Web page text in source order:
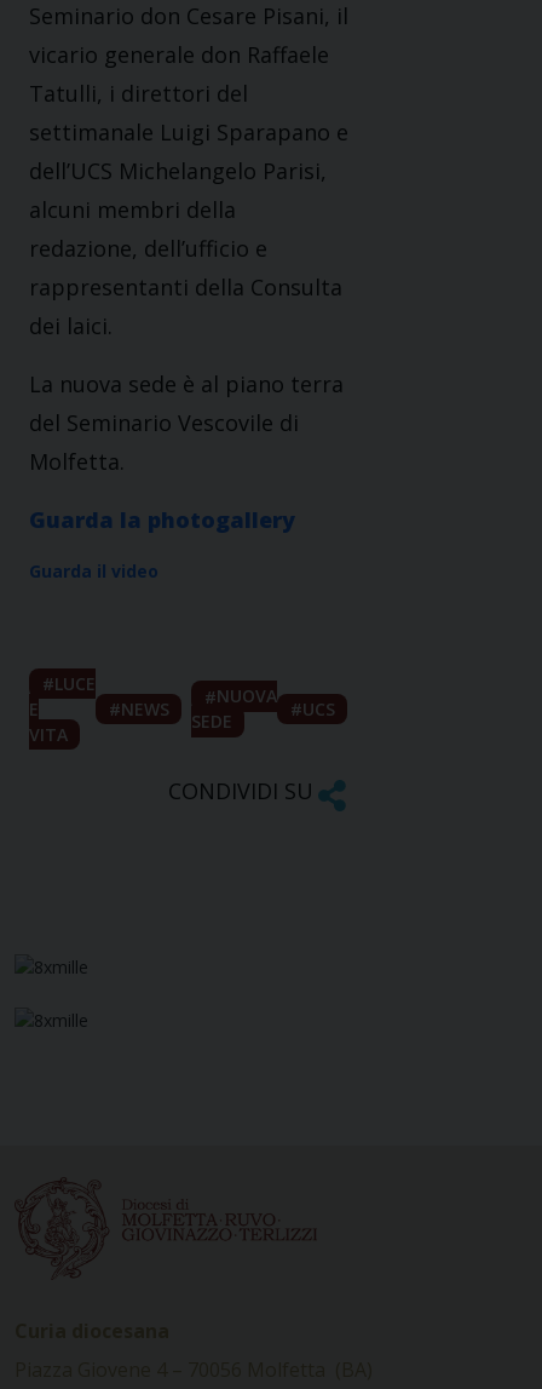
Seminario don Cesare Pisani, il
vicario generale don Raffaele
Tatulli, i direttori del
settimanale Luigi Sparapano e
dell’UCS Michelangelo Parisi,
alcuni membri della
redazione, dell’ufficio e
rappresentanti della Consulta
dei laici.
La nuova sede è al piano terra
del Seminario Vescovile di
Molfetta.
Guarda la photogallery
Guarda il video
LUCE
E
VITA
NEWS
NUOVA
SEDE
UCS
CONDIVIDI SU